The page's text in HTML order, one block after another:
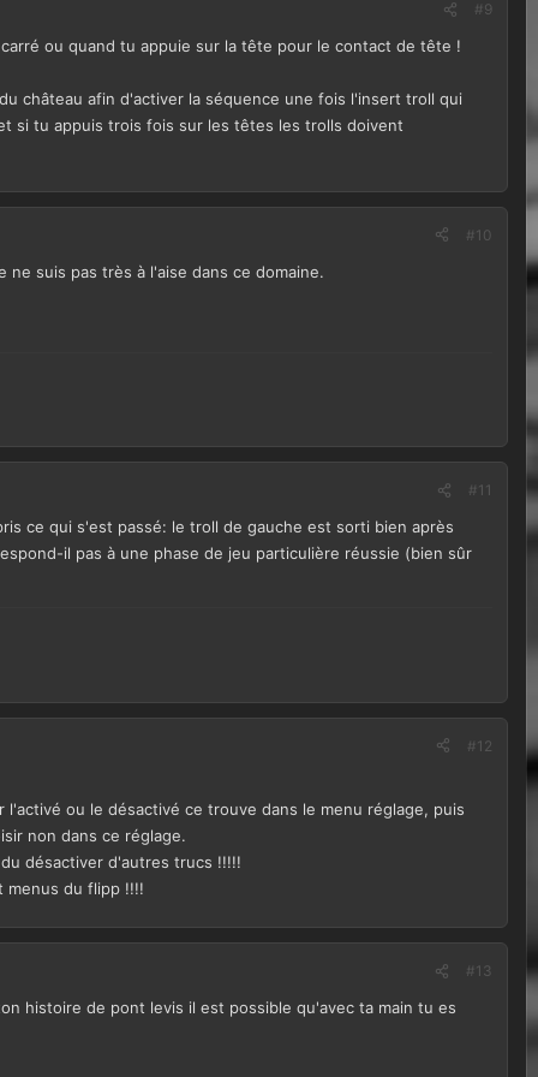
#9
ou quand tu appuie sur la tête pour le contact de tête !
château afin d'activer la séquence une fois l'insert troll qui
si tu appuis trois fois sur les têtes les trolls doivent
#10
suis pas très à l'aise dans ce domaine.
#11
ce qui s'est passé: le troll de gauche est sorti bien après
il pas à une phase de jeu particulière réussie (bien sûr
#12
ou le désactivé ce trouve dans le menu réglage, puis
non dans ce réglage.
désactiver d'autres trucs !!!!!
menus du flipp !!!!
#13
histoire de pont levis il est possible qu'avec ta main tu es